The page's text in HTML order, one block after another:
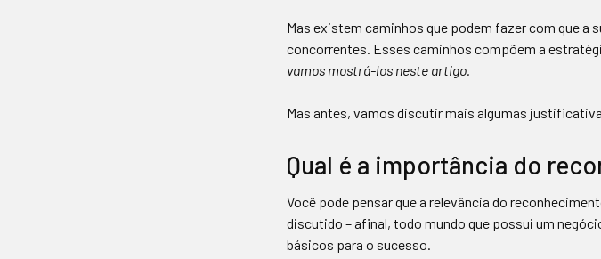
Mas existem caminhos que podem fazer com que a
concorrentes. Esses caminhos compõem a
vamos mostrá-los neste artigo.
Mas antes, vamos discutir mais algumas
Qual é a importância do
Você pode pensar que a relevância do
discutido – afinal, todo mundo que possui um
básicos para o sucesso.